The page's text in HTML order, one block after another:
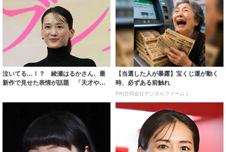
泣いてる…！？ 綾瀬はるかさん、最
新作で見せた表情が話題 「天才やな
【当選した人が暴露】宝くじ運が動く
時、必ずある前触れ
PR(合同会社デジタルファーム )